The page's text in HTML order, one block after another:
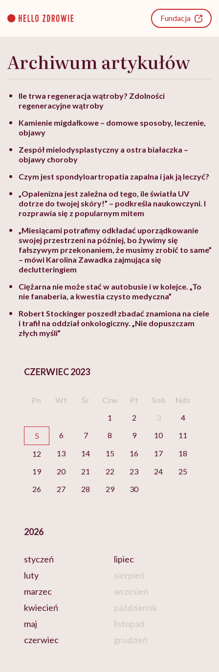
content
Fundacja
Archiwum artykułów
Ile trwa regeneracja wątroby? Zdolności
regeneracyjne wątroby
Kamienie migdałkowe – domowe sposoby, leczenie,
objawy
Zespół mielodysplastyczny a ostra białaczka –
objawy choroby
Czym jest spondyloartropatia zapalna i jak ją leczyć?
„Opalenizna jest zależna od tego, ile światła UV
dotrze do twojej skóry!” – podkreśla naukowczyni. I
rozprawia się z popularnym mitem
„Miesiącami potrafimy odkładać uporządkowanie
swojej przestrzeni na później, bo żywimy się
fałszywym przekonaniem, że musimy zrobić to same”
– mówi Karolina Zawadka zajmująca się
declutteringiem
Ciężarna nie może stać w autobusie i w kolejce. „To
nie fanaberia, a kwestia czysto medyczna”
Robert Stockinger poszedł zbadać znamiona na ciele
i trafił na oddział onkologiczny. „Nie dopuszczam
złych myśli”
CZERWIEC 2023
Pn Wt Śr Czw Pt Sob
Ndz
1
2 3
4
5
6 7 8 9 10
11
12
13 14 15 16 17
18
19
20 21 22 23 24
25
26
27 28 29 30
2026
styczeń
luty
marzec
kwiecień
maj
czerwiec
lipiec
sierpień
wrzesień
październik
listopad
grudzień